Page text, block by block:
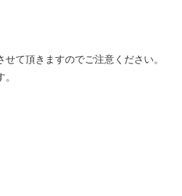
て頂きますのでご注意ください。